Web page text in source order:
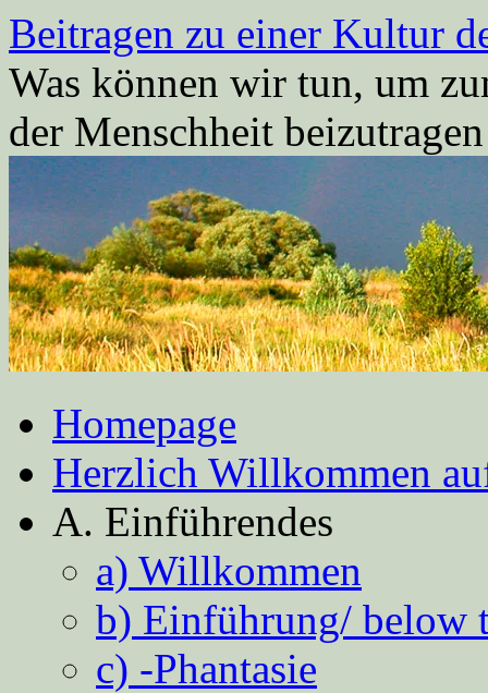
Zum
Inhalt
springen
Beitragen zu einer Kultur
Was können wir tun, um
der Menschheit
Homepage
Herzlich Willkommen
A. Einführendes
a) Willkommen
b) Einführung/ below
c) -Phantasie